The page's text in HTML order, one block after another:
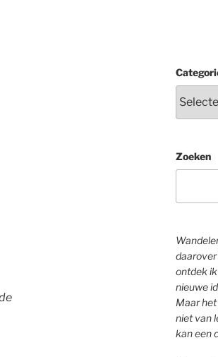
Zoeken
daarover
ontdek
nieuwe
Maar
niet van
kan een